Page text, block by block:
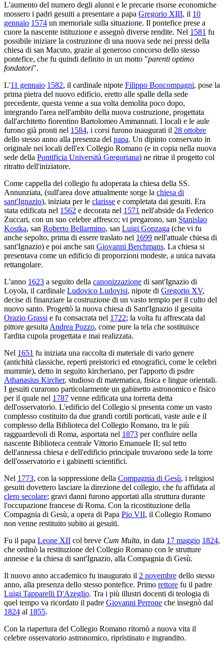
L'aumento del numero degli alunni e le precarie risorse economiche
mossero i padri gesuiti a presentare a papa Gregorio XIII, il 10
gennaio 1574 un memoriale sulla situazione. Il pontefice prese a
cuore la nascente istituzione e assegnò diverse rendite. Nel 1581 fu
possibile iniziare la costruzione di una nuova sede nei pressi della
chiesa di san Macuto, grazie al generoso concorso dello stesso
pontefice, che fu quindi definito in un motto "parenti optimo
fondatori".
L'11 gennaio 1582, il cardinale nipote Filippo Boncompagni, pose la
prima pietra del nuovo edificio, eretto alle spalle della sede
precedente, questa venne a sua volta demolita poco dopo,
integrando l'area nell'ambito della nuova costruzione, progettata
dall'architetto fiorentino Bartolomeo Ammannati. I locali e le aule
furono già pronti nel 1584, i corsi furono inaugurati il 28 ottobre
dello stesso anno alla presenza del papa. Un dipinto conservato in
originale nei locali dell'ex Collegio Romano (e in copia nella nuova
sede della Pontificia Università Gregoriana) ne ritrae il progetto col
ritratto dell'iniziatore.
Come cappella del collegio fu adoperata la chiesa della SS.
Annunziata, (sull'area dove attualmente sorge la chiesa di
sant'Ignazio), iniziata per le clarisse e completata dai gesuiti. Era
stata edificata nel 1562 e decorata nel 1571 nell'abside da Federico
Zuccari, con un suo celebre affresco; vi pregarono, san Stanislao
Kostka, san Roberto Bellarmino, san Luigi Gonzaga (che vi fu
anche sepolto, prima di essere traslato nel 1699 nell'attuale chiesa di
sant'Ignazio) e poi anche san Giovanni Berchmans. La chiesa si
presentava come un edificio di proporzioni modeste, a unica navata
rettangolare.
L'anno 1623 a seguito della canonizzazione di sant'Ignazio di
Loyola, il cardinale Ludovico Ludovisi, nipote di Gregorio XV,
decise di finanziare la costruzione di un vasto tempio per il culto del
nuovo santo. Progettò la nuova chiesa di Sant'Ignazio il gesuita
Orazio Grassi e fu consacrata nel 1722; la volta fu affrescata dal
pittore gesuita Andrea Pozzo, come pure la tela che sostituisce
l'ardita cupola progettata e mai realizzata.
Nel 1651 fu iniziata una raccolta di materiale di vario genere
(antichità classiche, reperti preistorici ed etnografici, come le celebri
mummie), detto in seguito kircheriano, per l'apporto di psdre
Athanasius Kircher, studioso di matematica, fisica e lingue orientali.
I gesuiti curarono particolarmente un gabinetto astronomico e fisico
per il quale nel 1787 venne edificata una torretta detta
dell'osservatorio. L'edificio del Collegio si presenta come un vasto
complesso costituito da due grandi cortili porticati, vaste aule e il
complesso della Biblioteca del Collegio Romano, tra le più
ragguardevoli di Roma, asportata nel 1873 per confluire nella
nascente Biblioteca centrale Vittorio Emanuele II; sul tetto
dell'annessa chiesa e dell'edificio principale trovarono sede la torre
dell'osservatorio e i gabinetti scientifici.
Nel 1773, con la soppressione della Compagnia di Gesù, i religiosi
gesuiti dovettero lasciare la direzione del collegio, che fu affidata al
clero secolare; gravi danni furono apportati alla struttura durante
l'occupazione francese di Roma. Con la ricostituzione della
Compagnia di Gesù, a opera di Papa Pio VII, il Collegio Romano
non venne restituito subito ai gesuiti.
Fu il papa Leone XII col breve Cum Multa, in data 17 maggio 1824,
che ordinò la restituzione del Collegio Romano con le strutture
annesse e la chiesa di sant'Ignazio, alla Compagnia di Gesù.
Il nuovo anno accademico fu inaugurato il 2 novembre dello stesso
anno, alla presenza dello stesso pontefice. Primo rettore fu il padre
Luigi Tapparelli D'Azeglio. Tra i più illustri docenti di teologia di
quel tempo va ricordato il padre Giovanni Perrone che insegnò dal
1824 al 1855.
Con la riapertura del Collegio Romano ritornò a nuova vita il
celebre osservatorio astronomico, ripristinato e ingrandito.